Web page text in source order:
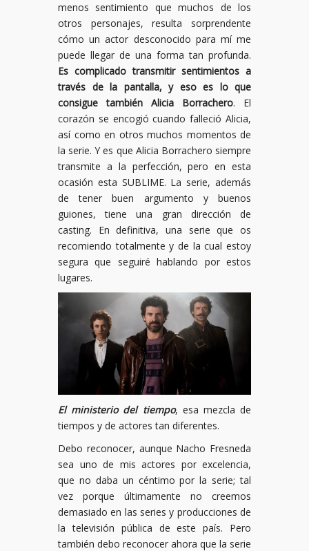
menos sentimiento que muchos de los
otros personajes, resulta sorprendente
cómo un actor desconocido para mí me
puede llegar de una forma tan profunda.
Es complicado transmitir sentimientos a
través de la pantalla, y eso es lo que
consigue también Alicia Borrachero. El
corazón se encogió cuando falleció Alicia,
así como en otros muchos momentos de
la serie. Y es que Alicia Borrachero siempre
transmite a la perfección, pero en esta
ocasión esta SUBLIME. La serie, además
de tener buen argumento y buenos
guiones, tiene una gran dirección de
casting. En definitiva, una serie que os
recomiendo totalmente y de la cual estoy
segura que seguiré hablando por estos
lugares.
El ministerio del tiempo, esa mezcla de
tiempos y de actores tan diferentes.
Debo reconocer, aunque Nacho Fresneda
sea uno de mis actores por excelencia,
que no daba un céntimo por la serie; tal
vez porque últimamente no creemos
demasiado en las series y producciones de
la televisión pública de este país. Pero
también debo reconocer ahora que la serie